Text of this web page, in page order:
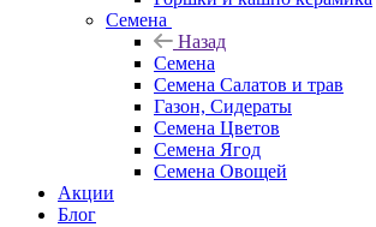
Семена
Назад
Семена
Семена Салатов и трав
Газон, Сидераты
Семена Цветов
Семена Ягод
Семена Овощей
Акции
Блог